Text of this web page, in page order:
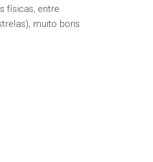
físicas, entre
muito bons